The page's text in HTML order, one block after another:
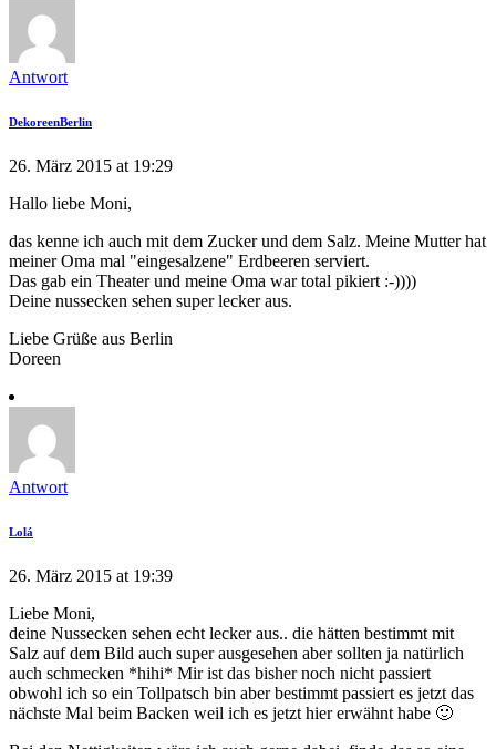
Antwort
DekoreenBerlin
26. März 2015 at 19:29
Hallo liebe Moni,
das kenne ich auch mit dem Zucker und dem Salz. Meine Mutter hat
meiner Oma mal "eingesalzene" Erdbeeren serviert.
Das gab ein Theater und meine Oma war total pikiert :-))))
Deine nussecken sehen super lecker aus.
Liebe Grüße aus Berlin
Doreen
Antwort
Lolá
26. März 2015 at 19:39
Liebe Moni,
deine Nussecken sehen echt lecker aus.. die hätten bestimmt mit
Salz auf dem Bild auch super ausgesehen aber sollten ja natürlich
auch schmecken *hihi* Mir ist das bisher noch nicht passiert
obwohl ich so ein Tollpatsch bin aber bestimmt passiert es jetzt das
nächste Mal beim Backen weil ich es jetzt hier erwähnt habe 🙂